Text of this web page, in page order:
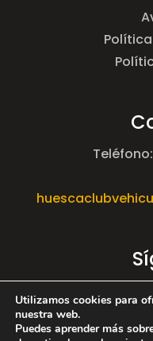
Utilizamos cookies para
nuestra web.
Puedes aprender más